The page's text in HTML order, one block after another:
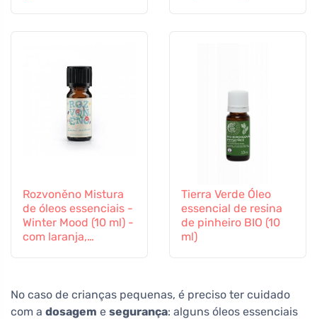
Rozvoněno Mistura
de óleos essenciais -
Winter Mood (10 ml) -
com laranja,
Tierra Verde Óleo
essencial de resina
de pinheiro BIO (10
ml)
No caso de crianças pequenas, é preciso ter cuidado
com a dosagem e segurança: alguns óleos essenciais